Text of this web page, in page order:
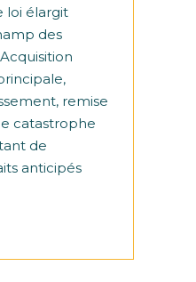
loi élargit
des
remise
catastrophe
de
anticipés